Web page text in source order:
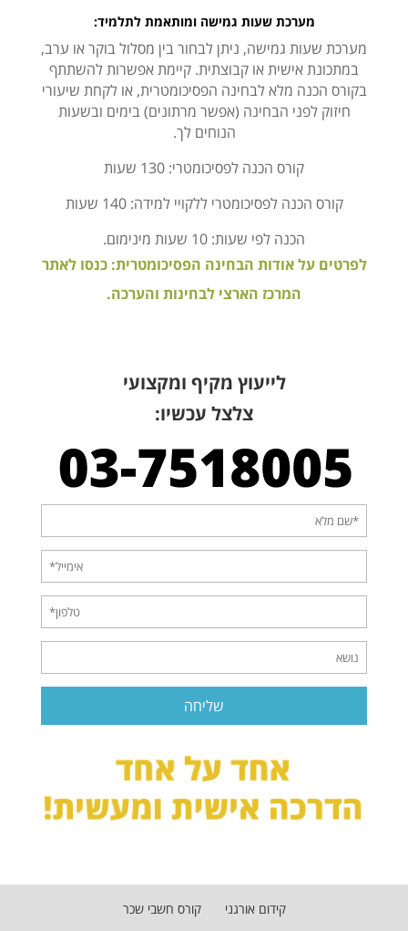
מערכת שעות גמישה ומותאמת לתלמיד:
מערכת שעות גמישה, ניתן לבחור בין מסלול בוקר או ערב,
במתכונת אישית או קבוצתית. קיימת אפשרות להשתתף
בקורס הכנה מלא לבחינה הפסיכומטרית, או לקחת שיעורי
חיזוק לפני הבחינה (אפשר מרתונים) בימים ובשעות
הנוחים לך.
קורס הכנה לפסיכומטרי: 130 שעות
קורס הכנה לפסיכומטרי ללקויי למידה: 140 שעות
הכנה לפי שעות: 10 שעות מינימום.
לפרטים על אודות הבחינה הפסיכומטרית: כנסו לאתר
המרכז הארצי לבחינות והערכה.
לייעוץ מקיף ומקצועי
צלצל עכשיו:
קידום אורגני קורס חשבי שכר